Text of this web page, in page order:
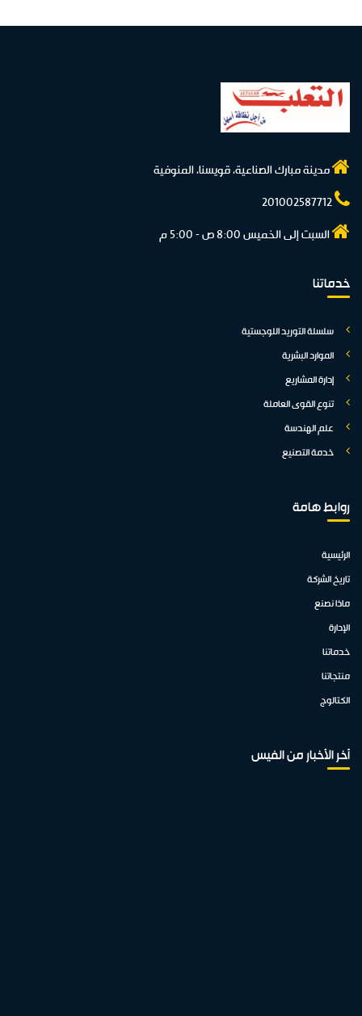
مدينة مبارك الصناعية، قويسنا، المنوفية
السبت إلى الخميس 8:00 ص - 5:00 م
خدماتنا
سلسلة التوريد اللوجستية
الموارد البشرية
إدارة المشاريع
تنوع القوى العاملة
علم الهندسة
خدمة التصنيع
روابط هامة
الرئيسية
تاريخ الشركة
ماذا نصنع
الإدارة
خدماتنا
منتجاتنا
الكتالوج
أخر الأخبار من الفيس